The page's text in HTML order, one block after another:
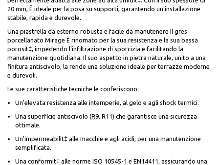
20 mm, Ë ideale per la posa su supporti, garantendo un'installazione
stabile, rapida e durevole.
Una piastrella da esterno robusta e facile da manutenere Il gres
porcellanato Mirage Ë rinomato per la sua resistenza e la sua bassa
porosit‡, impedendo l'infiltrazione di sporcizia e facilitando la
manutenzione quotidiana. Il suo aspetto in pietra naturale, unito a una
finitura antiscivolo, la rende una soluzione ideale per terrazze moderne
e durevoli.
Le sue caratteristiche tecniche le conferiscono:
Un'elevata resistenza alle intemperie, al gelo e agli shock termici.
Una superficie antiscivolo (R9, R11) che garantisce una sicurezza
ottimale.
Un'impermeabilit‡ alle macchie e agli acidi, per una manutenzione
semplificata.
Una conformit‡ alle norme ISO 10545-1 e EN14411, assicurando una